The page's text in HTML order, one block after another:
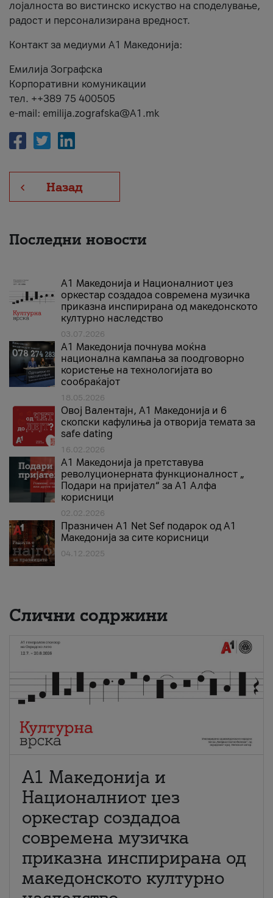
лојалноста во вистинско искуство на споделување,
радост и персонализирана вредност.
Контакт за медиуми А1 Македонија:
Емилија Зографска
Корпоративни комуникации
тел. ++389 75 400505
e-mail: emilija.zografska@A1.mk
Назад
Последни новости
А1 Македонија и Националниот џез
оркестар создадоа современа музичка
приказна инспирирана од македонското
културно наследство
03.07.2026
A1 Македонија почнува моќна
национална кампања за поодговорно
користење на технологијата во
сообраќајот
18.05.2026
Овој Валентајн, A1 Македонија и 6
скопски кафулиња ја отворија темата за
safe dating
16.02.2026
А1 Македонија ја претставува
револуционерната функционалност „
Подари на пријател“ за А1 Алфа
корисници
02.02.2026
Празничен A1 Net Sеf подарок од А1
Македонија за сите корисници
04.12.2025
Слични содржини
А1 Македонија и
Националниот џез
оркестар создадоа
современа музичка
приказна инспирирана од
македонското културно